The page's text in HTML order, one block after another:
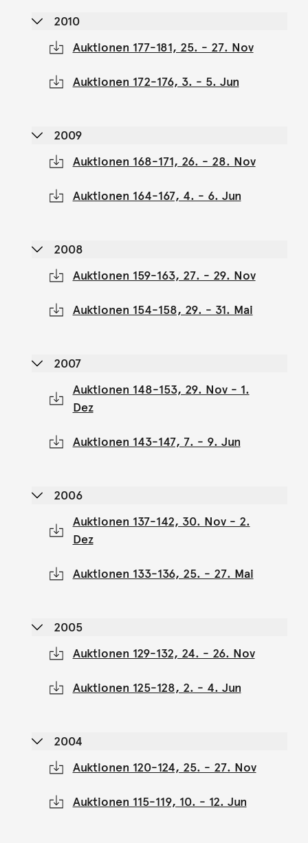
2010
Auktionen 177-181, 25. - 27. Nov
Auktionen 172-176, 3. - 5. Jun
2009
Auktionen 168-171, 26. - 28. Nov
Auktionen 164-167, 4. - 6. Jun
2008
Auktionen 159-163, 27. - 29. Nov
Auktionen 154-158, 29. - 31. Mai
2007
Auktionen 148-153, 29. Nov - 1.
Dez
Auktionen 143-147, 7. - 9. Jun
2006
Auktionen 137-142, 30. Nov - 2.
Dez
Auktionen 133-136, 25. - 27. Mai
2005
Auktionen 129-132, 24. - 26. Nov
Auktionen 125-128, 2. - 4. Jun
2004
Auktionen 120-124, 25. - 27. Nov
Auktionen 115-119, 10. - 12. Jun